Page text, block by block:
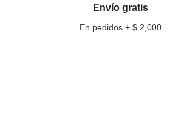
Envío gratis
En pedidos + $ 2,000